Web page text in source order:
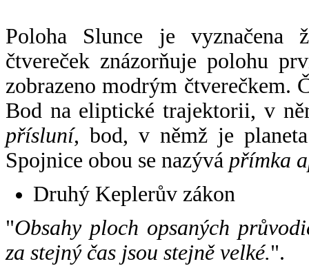
Poloha Slunce je vyznačena
čtvereček znázorňuje polohu
zobrazeno modrým čtverečkem.
Bod na eliptické trajektorii, v
přísluní, bod, v němž je
Spojnice obou se nazývá přímka
Druhý Keplerův zákon
"Obsahy ploch opsaných
za stejný čas jsou stejně velké.".